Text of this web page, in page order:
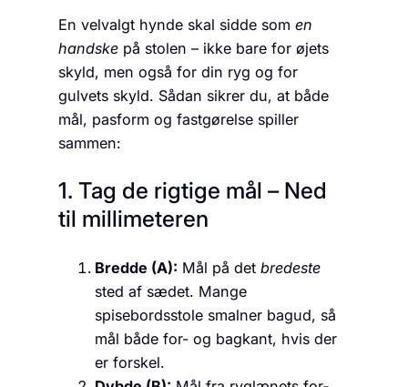
En velvalgt hynde skal sidde som en
handske på stolen – ikke bare for øjets
skyld, men også for din ryg og for
gulvets skyld. Sådan sikrer du, at både
mål, pasform og fastgørelse spiller
sammen:
1. Tag de rigtige mål – Ned
til millimeteren
Bredde (A): Mål på det bredeste
sted af sædet. Mange
spisebordsstole smalner bagud, så
mål både for- og bagkant, hvis der
er forskel.